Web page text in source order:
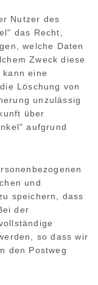
Nutzer des
das Recht,
welche Daten
Zweck diese
eine
Löschung von
unzulässig
über
aufgrund
und
speichern, dass
der
so dass wir
den Postweg